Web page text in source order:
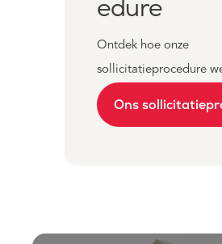
edure
Ontdek hoe onze
sollicitatieprocedure
Ons